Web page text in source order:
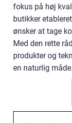
fokus på høj
butikker
ønsker at tage
Med den rette
produkter og
en naturlig måde.